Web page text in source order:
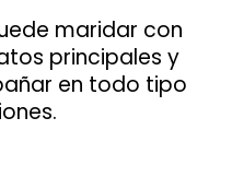
maridar con
principales y
en todo tipo